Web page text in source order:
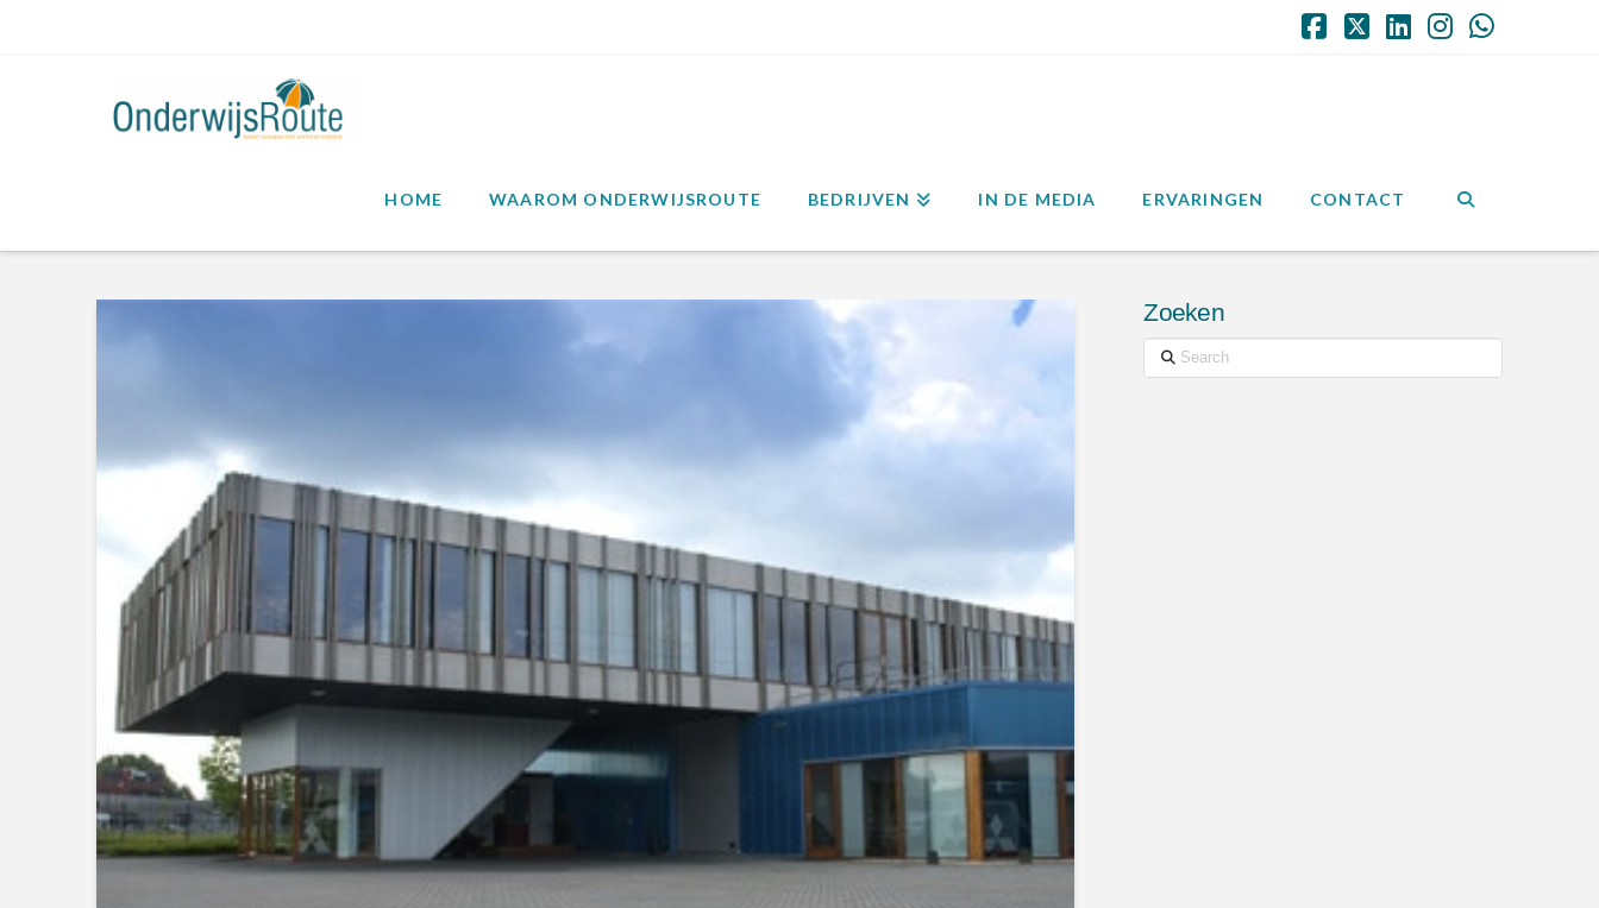
HOME WAAROM ONDERWIJSROUTE BEDRIJVEN IN DE MEDIA ERVARINGEN CONTACT
Zoeken
Search